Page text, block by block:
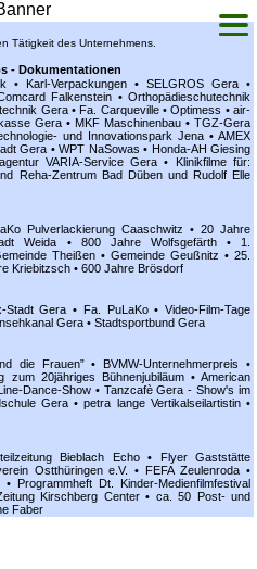
Leistungen
Referenzen
Videobeispiele
Datenschutz
Impressum
Tätigkeit des Unternehmens.
- Dokumentationen
• Karl-Verpackungen • SELGROS Gera •
Falkenstein • Orthopädieschutechnik
Gera • Fa. Carqueville • Optimess • air-
Gera • MKF Maschinenbau • TGZ-Gera
und Innovationspark Jena • AMEX
Gera • WPT NaSowas • Honda-AH Giesing
VARIA-Service Gera • Klinikfilme für:
Reha-Zentrum Bad Düben und Rudolf Elle
Pulverlackierung Caaschwitz • 20 Jahre
Weida • 800 Jahre Wolfsgefärth • 1.
Theißen • Gemeinde Geußnitz • 25.
Kriebitzsch • 600 Jahre Brösdorf
Gera • Fa. PuLaKo • Video-Film-Tage
Gera • Stadtsportbund Gera
die Frauen” • BVMW-Unternehmerpreis •
20jähriges Bühnenjubiläum • American
Dance-Show • Tanzcafè Gera - Show's im
Gera • petra lange Vertikalseilartistin •
Bieblach Echo • Flyer Gaststätte
Ostthüringen e.V. • FEFA Zeulenroda •
Programmheft Dt. Kinder-Medienfilmfestival
Kirschberg Center • ca. 50 Post- und
Faber